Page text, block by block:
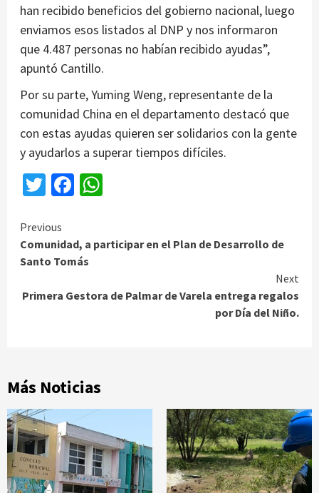
han recibido beneficios del gobierno nacional, luego
enviamos esos listados al DNP y nos informaron
que 4.487 personas no habían recibido ayudas”,
apuntó Cantillo.
Por su parte, Yuming Weng, representante de la
comunidad China en el departamento destacó que
con estas ayudas quieren ser solidarios con la gente
y ayudarlos a superar tiempos difíciles.
TwitterFacebook
Continue
Reading
Previous
Comunidad, a participar en el Plan de Desarrollo de
Santo Tomás
Next
Primera Gestora de Palmar de Varela entrega regalos
por Día del Niño.
Más Noticias